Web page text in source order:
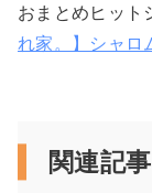
おまとめヒット
れ家。】シャロ
関連記事